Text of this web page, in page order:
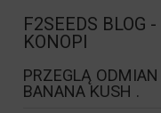
F2SEEDS BLOG
KONOPI
PRZEGLĄ
BANANA KUSH .